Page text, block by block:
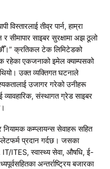
विस्तारलाई तीव्र पार्न, हाम्रा
सीमापार साइबर सुरक्षामा अझ ठूलो
छौँ।” क्रतिकल टेक लिमिटेडको
रहेका एकजनाको इमेल क्याम्पसको
उक्त व्यक्तिगत घटनाले
उजागर गरेको उनीहरू
संस्थागत ग्रेड साइबर
नियामक कम्प्लायन्स सेवाहरू सहित
प्रदान गर्दछ। जसका
ITES, स्वास्थ्य सेवा, औषधि, ई-
अन्तर्राष्ट्रिय बजारका